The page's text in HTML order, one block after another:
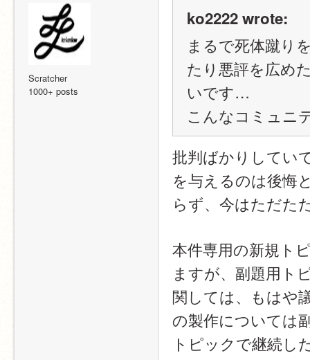
Scratcher
1000+ posts
ko2222 wrote:
まるで死体蹴り
たり悪評を広め
いです…
こんなコミュニ
批判ばかりしてい
を与えるのは後悔
らず、今はただた
本件専用の新規ト
ますが、副題用ト
関しては、もはや
の製作については
トピックで継続し